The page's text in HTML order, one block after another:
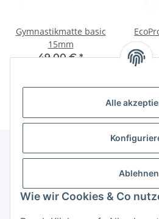
Alle
Ablehnen
Wie wir Cookies & Co
Gymnastikmatte basic
15mm
49,00 €*
Informationen